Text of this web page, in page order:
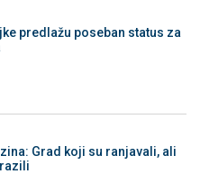
predlažu poseban status za
Grad koji su ranjavali, ali